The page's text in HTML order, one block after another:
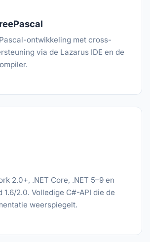
ontwikkeling met cross-
via de Lazarus IDE en de
2.0+, .NET Core, .NET 5–9 en
1.6/2.0. Volledige C#-API die de
weerspiegelt.